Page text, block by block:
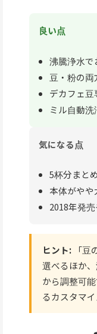
良い点
沸騰浄水
豆・粉の
デカフェ
ミル自動洗
気になる点
5杯分まと
本体がやや
2018年発
ヒント: 「
選べるほか
から調整可
るカスタマ